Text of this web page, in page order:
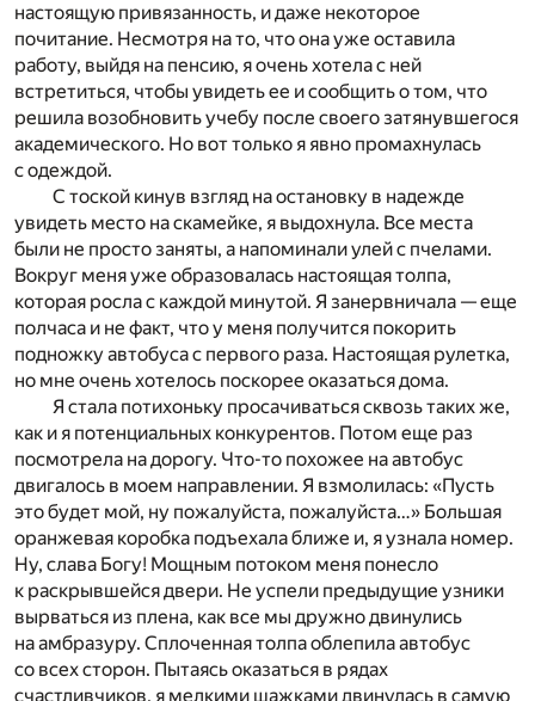
настоящую привязанность, и даже некоторое
почитание. Несмотря на то, что она уже оставила
работу, выйдя на пенсию, я очень хотела с ней
встретиться, чтобы увидеть ее и сообщить о том, что
решила возобновить учебу после своего затянувшегося
академического. Но вот только я явно промахнулась
с одеждой.
С тоской кинув взгляд на остановку в надежде
увидеть место на скамейке, я выдохнула. Все места
были не просто заняты, а напоминали улей с пчелами.
Вокруг меня уже образовалась настоящая толпа,
которая росла с каждой минутой. Я занервничала — еще
полчаса и не факт, что у меня получится покорить
подножку автобуса с первого раза. Настоящая рулетка,
но мне очень хотелось поскорее оказаться дома.
Я стала потихоньку просачиваться сквозь таких же,
как и я потенциальных конкурентов. Потом еще раз
посмотрела на дорогу. Что-то похожее на автобус
двигалось в моем направлении. Я взмолилась: «Пусть
это будет мой, ну пожалуйста, пожалуйста…» Большая
оранжевая коробка подъехала ближе и, я узнала номер.
Ну, слава Богу! Мощным потоком меня понесло
к раскрывшейся двери. Не успели предыдущие узники
вырваться из плена, как все мы дружно двинулись
на амбразуру. Сплоченная толпа облепила автобус
со всех сторон. Пытаясь оказаться в рядах
счастливчиков, я мелкими шажками двинулась в самую